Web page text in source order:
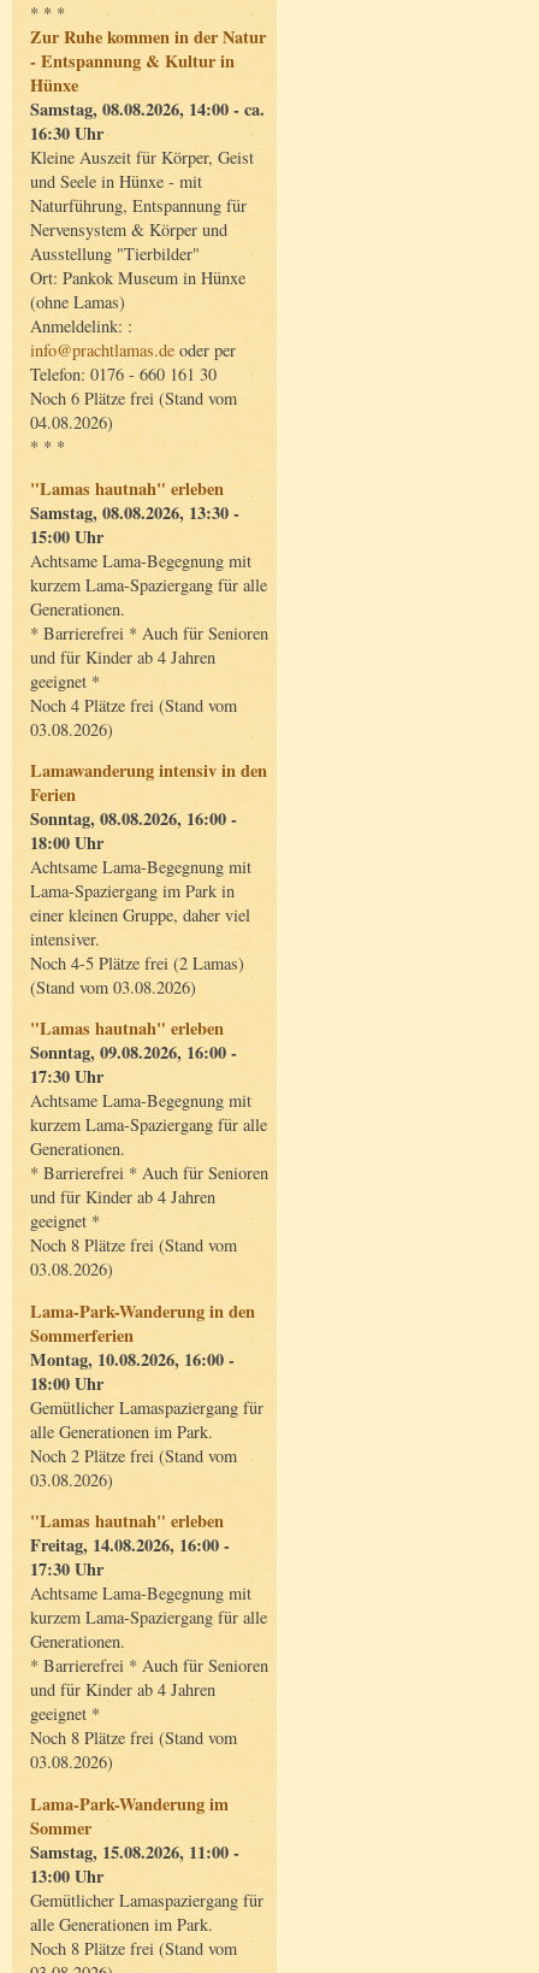
* * *
Zur Ruhe kommen in der Natur
- Entspannung & Kultur in
Hünxe
Samstag, 08.08.2026, 14:00 - ca.
16:30 Uhr
Kleine Auszeit für Körper, Geist
und Seele in Hünxe - mit
Naturführung, Entspannung für
Nervensystem & Körper und
Ausstellung "Tierbilder"
Ort: Pankok Museum in Hünxe
(ohne Lamas)
Anmeldelink: :
info@prachtlamas.de oder per
Telefon: 0176 - 660 161 30
Noch 6 Plätze frei (Stand vom
04.08.2026)
* * *
"Lamas hautnah" erleben
Samstag, 08.08.2026, 13:30 -
15:00 Uhr
Achtsame Lama-Begegnung mit
kurzem Lama-Spaziergang für alle
Generationen.
* Barrierefrei * Auch für Senioren
und für Kinder ab 4 Jahren
geeignet *
Noch 4 Plätze frei (Stand vom
03.08.2026)
Lamawanderung intensiv in den
Ferien
Sonntag, 08.08.2026, 16:00 -
18:00 Uhr
Achtsame Lama-Begegnung mit
Lama-Spaziergang im Park in
einer kleinen Gruppe, daher viel
intensiver.
Noch 4-5 Plätze frei (2 Lamas)
(Stand vom 03.08.2026)
"Lamas hautnah" erleben
Sonntag, 09.08.2026, 16:00 -
17:30 Uhr
Achtsame Lama-Begegnung mit
kurzem Lama-Spaziergang für alle
Generationen.
* Barrierefrei * Auch für Senioren
und für Kinder ab 4 Jahren
geeignet *
Noch 8 Plätze frei (Stand vom
03.08.2026)
Lama-Park-Wanderung in den
Sommerferien
Montag, 10.08.2026, 16:00 -
18:00 Uhr
Gemütlicher Lamaspaziergang für
alle Generationen im Park.
Noch 2 Plätze frei (Stand vom
03.08.2026)
"Lamas hautnah" erleben
Freitag, 14.08.2026, 16:00 -
17:30 Uhr
Achtsame Lama-Begegnung mit
kurzem Lama-Spaziergang für alle
Generationen.
* Barrierefrei * Auch für Senioren
und für Kinder ab 4 Jahren
geeignet *
Noch 8 Plätze frei (Stand vom
03.08.2026)
Lama-Park-Wanderung im
Sommer
Samstag, 15.08.2026, 11:00 -
13:00 Uhr
Gemütlicher Lamaspaziergang für
alle Generationen im Park.
Noch 8 Plätze frei (Stand vom